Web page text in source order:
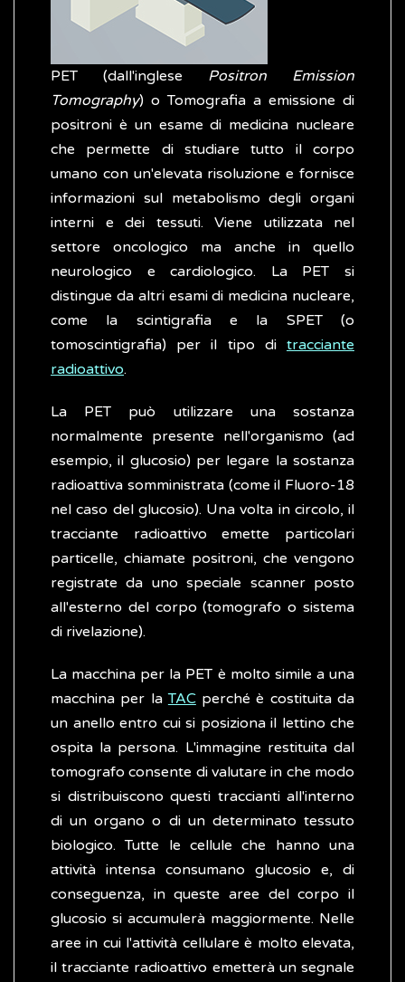
PET (dall'inglese Positron Emission
Tomography) o Tomografia a emissione di
positroni è un esame di medicina nucleare
che permette di studiare tutto il corpo
umano con un'elevata risoluzione e fornisce
informazioni sul metabolismo degli organi
interni e dei tessuti. Viene utilizzata nel
settore oncologico ma anche in quello
neurologico e cardiologico. La PET si
distingue da altri esami di medicina nucleare,
come la scintigrafia e la SPET (o
tomoscintigrafia) per il tipo di tracciante
radioattivo.
La PET può utilizzare una sostanza
normalmente presente nell'organismo (ad
esempio, il glucosio) per legare la sostanza
radioattiva somministrata (come il Fluoro-18
nel caso del glucosio). Una volta in circolo, il
tracciante radioattivo emette particolari
particelle, chiamate positroni, che vengono
registrate da uno speciale scanner posto
all'esterno del corpo (tomografo o sistema
di rivelazione).
La macchina per la PET è molto simile a una
macchina per laTACperché è costituita da
un anello entro cui si posiziona il lettino che
ospita la persona. L'immagine restituita dal
tomografo consente di valutare in che modo
si distribuiscono questi traccianti all'interno
di un organo o di un determinato tessuto
biologico. Tutte le cellule che hanno una
attività intensa consumano glucosio e, di
conseguenza, in queste aree del corpo il
glucosio si accumulerà maggiormente. Nelle
aree in cui l'attività cellulare è molto elevata,
il tracciante radioattivo emetterà un segnale